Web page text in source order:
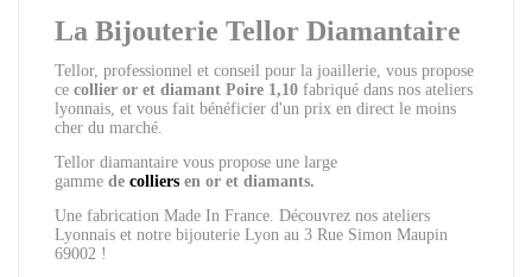
La Bijouterie Tellor Diamantaire
Tellor, professionnel et conseil pour la joaillerie, vous propose
ce collier or et diamant Poire 1,10 fabriqué dans nos ateliers
lyonnais, et vous fait bénéficier d'un prix en direct le moins
cher du marché.
Tellor diamantaire vous propose une large
gamme de colliers en or et diamants.
Une fabrication Made In France. Découvrez nos ateliers
Lyonnais et notre bijouterie Lyon au 3 Rue Simon Maupin
69002 !